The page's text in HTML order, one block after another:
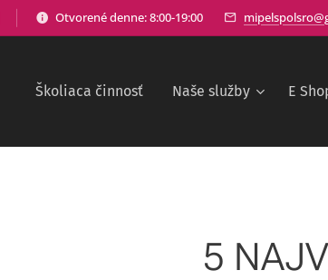
Otvorené denne: 8:00-19:00
Školiaca činnosť Naše služby E
5